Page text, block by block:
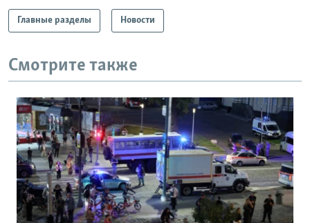
Главные разделы Новости
Смотрите также